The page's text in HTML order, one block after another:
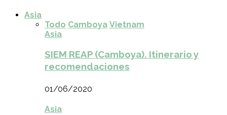
Asia
Todo Camboya Vietnam
Asia
SIEM REAP (Camboya). Itinerario y
recomendaciones
01/06/2020
Asia